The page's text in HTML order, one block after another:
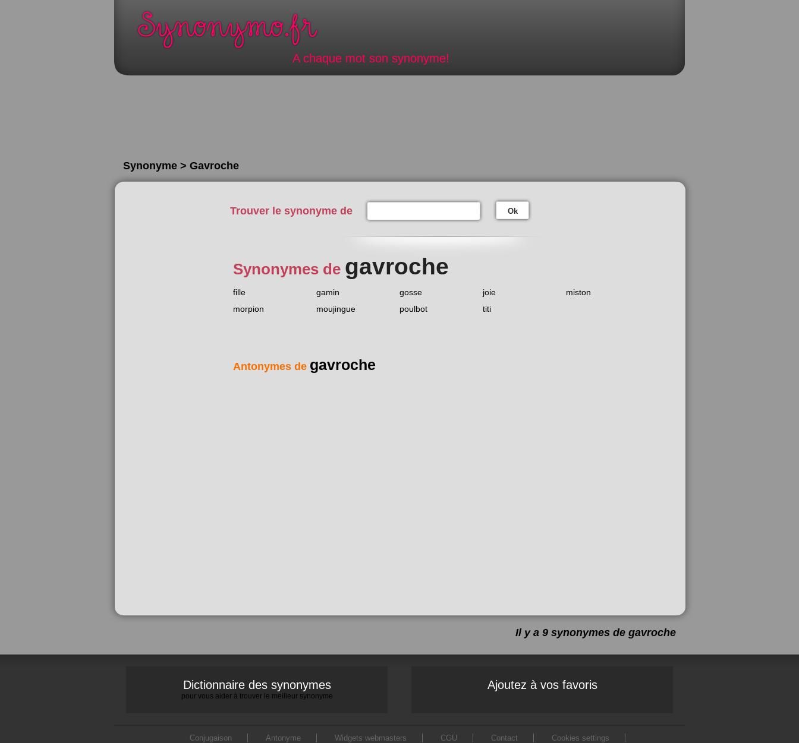
A chaque mot son synonyme!
Synonyme > Gavroche
Trouver le synonyme de Ok
Synonymes de gavroche
fille gamin gosse joie
miston
morpion
moujingue poulbot titi
Antonymes de gavroche
Il y a 9 synonymes de gavroche
Dictionnaire des synonymes
pour vous aider à trouver le meilleur synonyme
Ajoutez à vos favoris
Conjugaison Antonyme Widgets webmasters CGU Contact
Cookies settings